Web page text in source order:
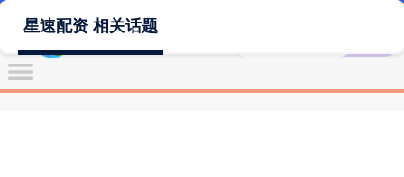
星速配资 相关话题